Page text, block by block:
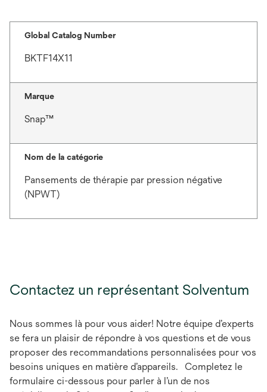
Global Catalog Number
BKTF14X11
Marque
Snap™
Nom de la catégorie
Pansements de thérapie par pression négative
(NPWT)
Contactez un représentant Solventum
Nous sommes là pour vous aider! Notre équipe d’experts
se fera un plaisir de répondre à vos questions et de vous
proposer des recommandations personnalisées pour vos
besoins uniques en matière d’appareils. Completez le
formulaire ci-dessous pour parler à l’un de nos